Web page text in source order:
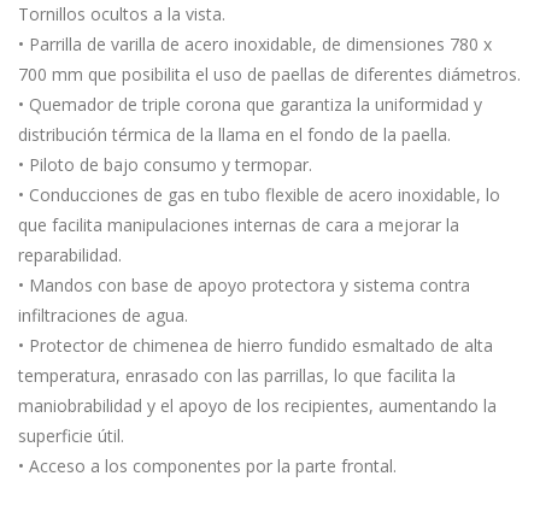
Tornillos ocultos a la vista.
• Parrilla de varilla de acero inoxidable, de dimensiones 780 x
700 mm que posibilita el uso de paellas de diferentes diámetros.
• Quemador de triple corona que garantiza la uniformidad y
distribución térmica de la llama en el fondo de la paella.
• Piloto de bajo consumo y termopar.
• Conducciones de gas en tubo flexible de acero inoxidable, lo
que facilita manipulaciones internas de cara a mejorar la
reparabilidad.
• Mandos con base de apoyo protectora y sistema contra
infiltraciones de agua.
• Protector de chimenea de hierro fundido esmaltado de alta
temperatura, enrasado con las parrillas, lo que facilita la
maniobrabilidad y el apoyo de los recipientes, aumentando la
superficie útil.
• Acceso a los componentes por la parte frontal.